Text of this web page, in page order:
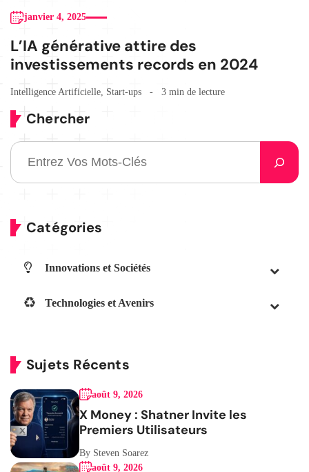
janvier 4, 2025
L’IA générative attire des
investissements records en 2024
Intelligence Artificielle, Start-ups 3 min de lecture
Chercher
Catégories
Innovations et Sociétés
Technologies et Avenirs
Sujets Récents
août 9, 2026
X Money : Shatner Invite les
Premiers Utilisateurs
By Steven Soarez
août 9, 2026